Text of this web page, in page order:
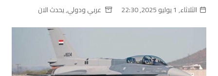
الثلاثاء, 1 يوليو 2025, 22:30 عربي ودولي,يحدث الان